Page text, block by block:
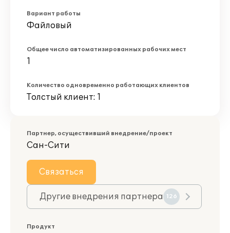
Вариант работы
Файловый
Общее число автоматизированных рабочих мест
1
Количество одновременно работающих клиентов
Толстый клиент: 1
Партнер, осуществивший внедрение/проект
Сан-Сити
Связаться
Другие внедрения партнера 126
Продукт